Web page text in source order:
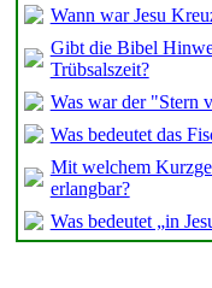
Wann war Jesu
Gibt die Bibel
Trübsalszeit?
Was war der "Stern
Was bedeutet das
Mit welchem
erlangbar?
Was bedeutet „in